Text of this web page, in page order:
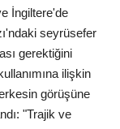
İngiltere'de
seyrüsefer
gerektiğini
ilişkin
görüşüne
"Trajik ve